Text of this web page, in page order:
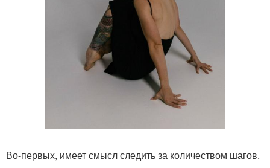
Во-первых, имеет смысл следить за количеством шагов.